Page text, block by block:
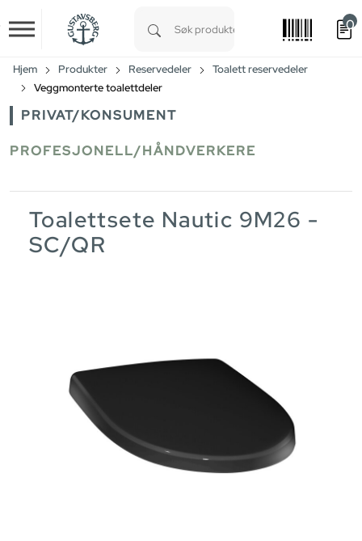
Skip to main content
0
Hjem Produkter Reservedeler
Toalett reservedeler
Veggmonterte toalettdeler
PRIVAT/KONSUMENT
PROFESJONELL/HÅNDVERKERE
Toalettsete Nautic 9M26 -
SC/QR